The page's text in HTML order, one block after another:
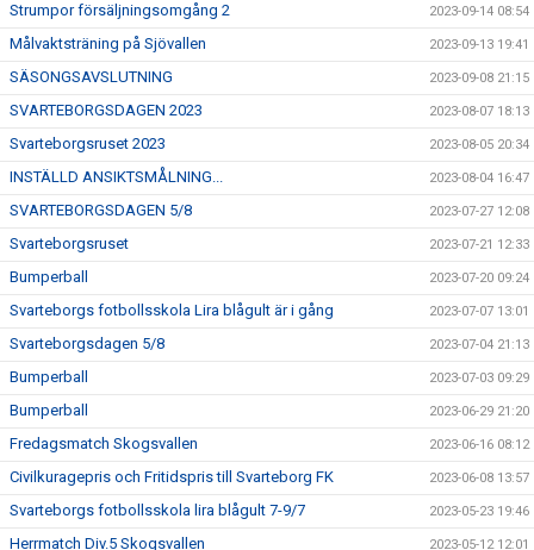
Strumpor försäljningsomgång 2 2023-09-14 08:54
Målvaktsträning på Sjövallen 2023-09-13 19:41
SÄSONGSAVSLUTNING 2023-09-08 21:15
SVARTEBORGSDAGEN 2023 2023-08-07 18:13
Svarteborgsruset 2023 2023-08-05 20:34
INSTÄLLD ANSIKTSMÅLNING... 2023-08-04 16:47
SVARTEBORGSDAGEN 5/8 2023-07-27 12:08
Svarteborgsruset 2023-07-21 12:33
Bumperball 2023-07-20 09:24
Svarteborgs fotbollsskola Lira blågult är i gång 2023-07-07 13:01
Svarteborgsdagen 5/8 2023-07-04 21:13
Bumperball 2023-07-03 09:29
Bumperball 2023-06-29 21:20
Fredagsmatch Skogsvallen 2023-06-16 08:12
Civilkuragepris och Fritidspris till Svarteborg FK 2023-06-08 13:57
Svarteborgs fotbollsskola lira blågult 7-9/7 2023-05-23 19:46
Herrmatch Div.5 Skogsvallen 2023-05-12 12:01